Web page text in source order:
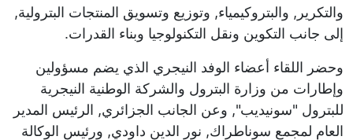
والتكرير, والبتروكيمياء, وتوزيع وتسويق المنتجات البترولية,
إلى جانب التكوين ونقل التكنولوجيا وبناء القدرات.
وحضر اللقاء أعضاء الوفد النيجري الذي يضم مسؤولين
وإطارات من وزارة البترول والشركة الوطنية النيجرية
للبترول "سونيديب", وعن الجانب الجزائري, الرئيس المدير
العام لمجمع سوناطراك, نور الدين داودي, ورئيس الوكالة